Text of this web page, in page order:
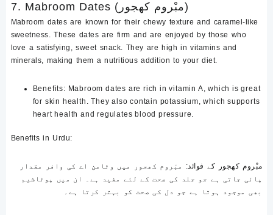
7. Mabroom Dates (مبْروم کھجور)
Mabroom dates are known for their chewy texture and caramel-like
sweetness. These dates are firm and are enjoyed by those who
love a satisfying, sweet snack. They are high in vitamins and
minerals, making them a nutritious addition to your diet.
Benefits: Mabroom dates are rich in vitamin A, which is great
for skin health. They also contain potassium, which supports
heart health and regulates blood pressure.
Benefits in Urdu:
مبْروم کھجور کے فوائد: مبْروم کھجور میں وٹامن اے کی وافر مقدار
پائی جاتی ہے جو جلد کی صحت کے لئے مفید ہے۔ ان میں پوٹاشیم
بھی موجود ہوتا ہے جو دل کی صحت کو بہتر کرتا ہے۔